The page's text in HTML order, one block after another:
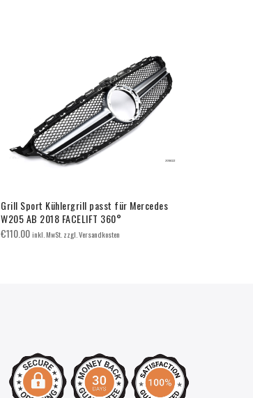
Grill Sport Kühlergrill passt für Mercedes
W205 AB 2018 FACELIFT 360°
€110.00inkl. MwSt. zzgl. Versandkosten